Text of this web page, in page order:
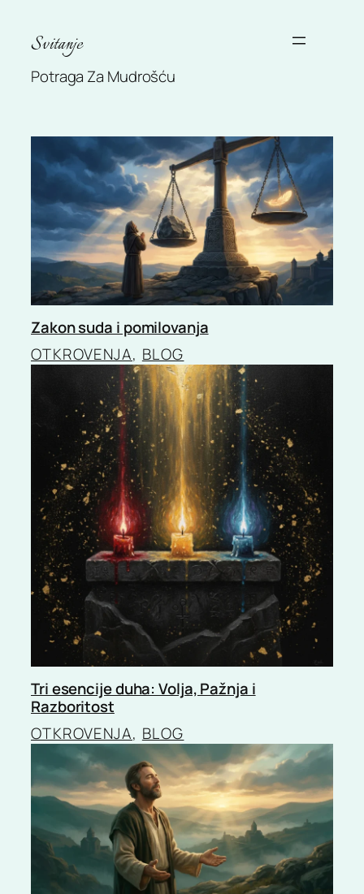
content
Svitanje
Potraga Za Mudrošću
Zakon suda i pomilovanja
OTKROVENJA, BLOG
Tri esencije duha: Volja, Pažnja i
Razboritost
OTKROVENJA, BLOG